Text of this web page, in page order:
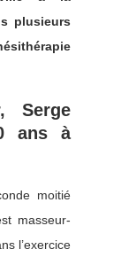
plusieurs
Serge
ans à
moitié
masseur-
l’exercice